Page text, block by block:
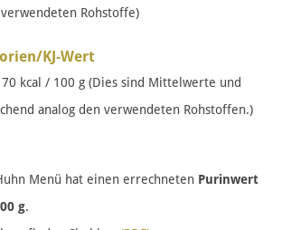
Rohstoffe)
KJ-Wert
70 kcal / 100 g (Dies sind Mittelwerte und
analog den verwendeten Rohstoffen.)
Menü hat einen errechneten Purinwert
g.